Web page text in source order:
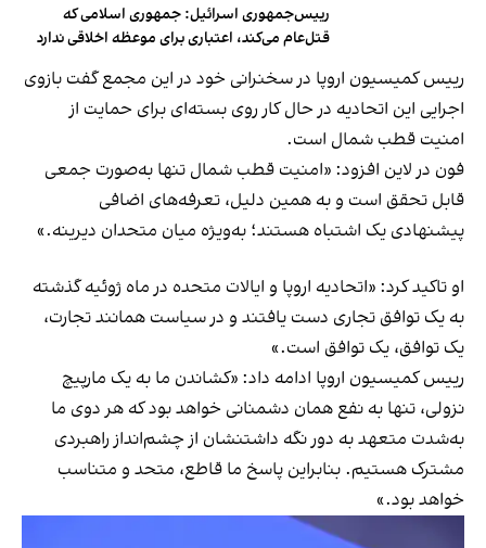
رییس‌جمهوری اسرائیل: جمهوری اسلامی که
قتل‌عام می‌کند، اعتباری برای موعظه اخلاقی ندارد
رییس کمیسیون اروپا در سخنرانی خود در این مجمع گفت بازوی
اجرایی این اتحادیه در حال کار روی بسته‌ای برای حمایت از
امنیت قطب شمال است.
فون در لاین افزود: «امنیت قطب شمال تنها به‌صورت جمعی
قابل تحقق است و به همین دلیل، تعرفه‌های اضافی
پیشنهادی یک اشتباه هستند؛ به‌ویژه میان متحدان دیرینه.»
او تاکید کرد: «اتحادیه اروپا و ایالات متحده در ماه ژوئیه گذشته
به یک توافق تجاری دست یافتند و در سیاست همانند تجارت،
یک توافق، یک توافق است.»
رییس کمیسیون اروپا ادامه داد: «کشاندن ما به یک مارپیچ
نزولی، تنها به نفع همان دشمنانی خواهد بود که هر دوی ما
به‌شدت متعهد به دور نگه داشتنشان از چشم‌انداز راهبردی
مشترک هستیم. بنابراین پاسخ ما قاطع، متحد و متناسب
خواهد بود.»